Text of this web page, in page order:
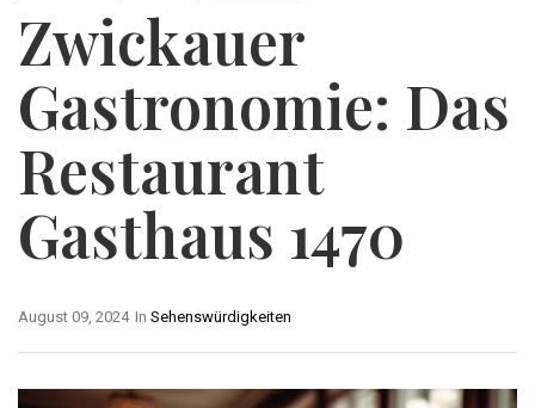
Zwickauer
Gastronomie: Das
Restaurant
Gasthaus 1470
In Sehenswürdigkeiten
August 09, 2024